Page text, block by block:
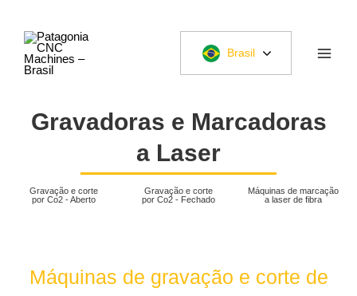
conteúdo
Brasil
Gravadoras e Marcadoras
a Laser
Gravação e corte
por Co2 - Aberto
Gravação e corte
por Co2 - Fechado
Máquinas de marcação
a laser de fibra
Máquinas de gravação e corte de